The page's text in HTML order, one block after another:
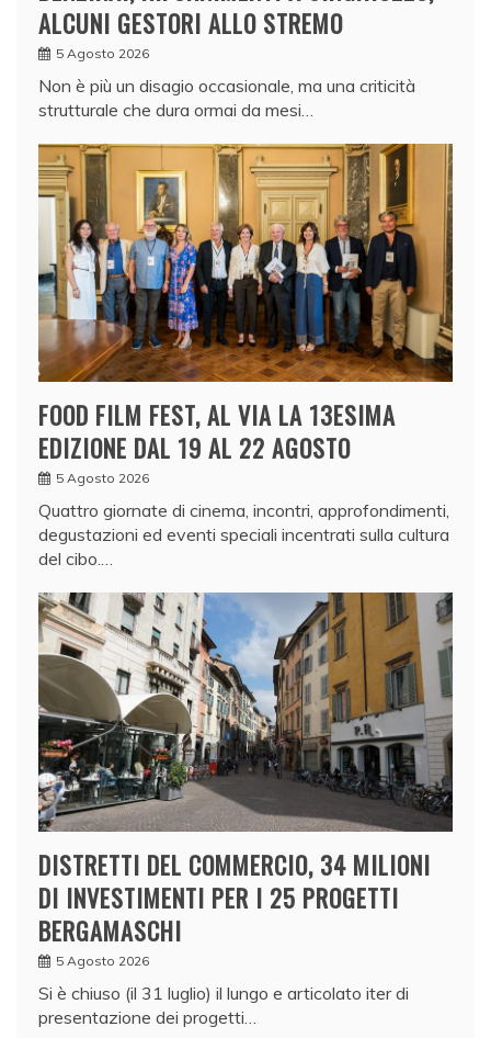
ALCUNI GESTORI ALLO STREMO
5 Agosto 2026
Non è più un disagio occasionale, ma una criticità
strutturale che dura ormai da mesi…
FOOD FILM FEST, AL VIA LA 13ESIMA
EDIZIONE DAL 19 AL 22 AGOSTO
5 Agosto 2026
Quattro giornate di cinema, incontri, approfondimenti,
degustazioni ed eventi speciali incentrati sulla cultura
del cibo.…
DISTRETTI DEL COMMERCIO, 34 MILIONI
DI INVESTIMENTI PER I 25 PROGETTI
BERGAMASCHI
5 Agosto 2026
Si è chiuso (il 31 luglio) il lungo e articolato iter di
presentazione dei progetti…